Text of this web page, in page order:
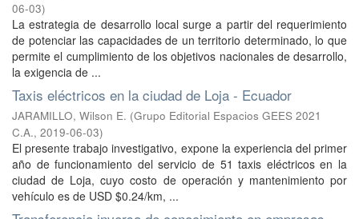
06-03)
La estrategia de desarrollo local surge a partir del requerimiento
de potenciar las capacidades de un territorio determinado, lo que
permite el cumplimiento de los objetivos nacionales de desarrollo,
la exigencia de ...
Taxis eléctricos en la ciudad de Loja - Ecuador
JARAMILLO, Wilson E. (Grupo Editorial Espacios GEES 2021
C.A., 2019-06-03)
El presente trabajo investigativo, expone la experiencia del primer
año de funcionamiento del servicio de 51 taxis eléctricos en la
ciudad de Loja, cuyo costo de operación y mantenimiento por
vehículo es de USD $0.24/km, ...